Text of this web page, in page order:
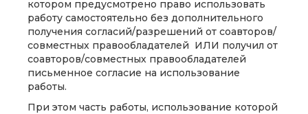
котором предусмотрено право использовать
работу самостоятельно без дополнительного
получения согласий/разрешений от соавторов/
совместных правообладателей ИЛИ получил от
соавторов/совместных правообладателей
письменное согласие на использование
работы.
При этом часть работы, использование которой